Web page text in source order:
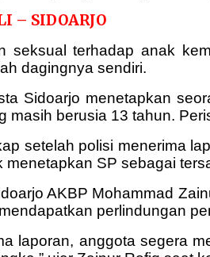
– SIDOARJO
seksual terhadap anak
dagingnya sendiri.
Sidoarjo menetapkan
masih berusia 13 tahun.
setelah polisi menerima
menetapkan SP sebagai
AKBP Mohammad
perlindungan
laporan, anggota segera